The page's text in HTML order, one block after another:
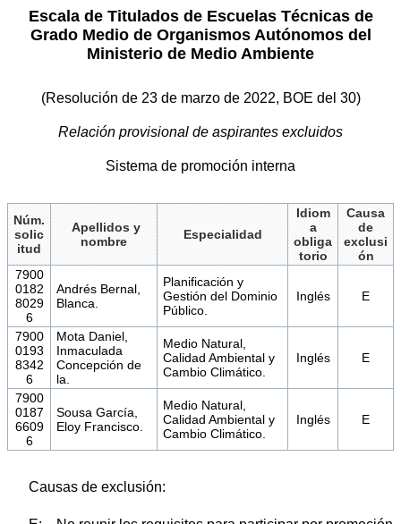
Escala de Titulados de Escuelas Técnicas de
Grado Medio de Organismos Autónomos del
Ministerio de Medio Ambiente
(Resolución de 23 de marzo de 2022, BOE del 30)
Relación provisional de aspirantes excluidos
Sistema de promoción interna
Núm.
solic
itud
Apellidos y
nombre
Especialidad
Idiom
a
obliga
torio
Causa
de
exclusi
ón
7900
0182
8029
6
Andrés Bernal,
Blanca.
Planificación y
Gestión del Dominio
Público.
Inglés E
7900
0193
8342
6
Mota Daniel,
Inmaculada
Concepción de
la.
Medio Natural,
Calidad Ambiental y
Cambio Climático.
Inglés E
7900
0187
6609
6
Sousa García,
Eloy Francisco.
Medio Natural,
Calidad Ambiental y
Cambio Climático.
Inglés E
Causas de exclusión: